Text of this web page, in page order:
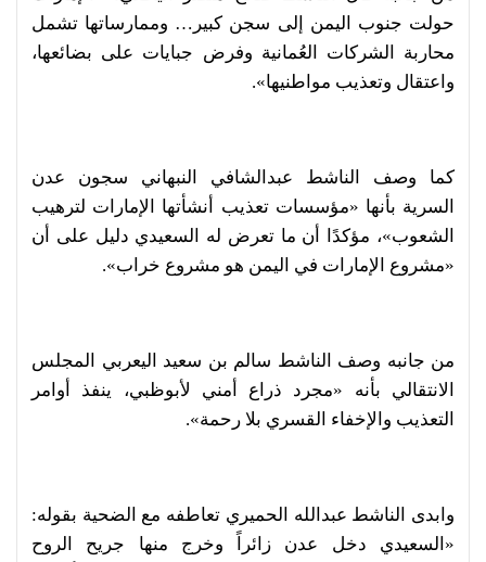
حولت جنوب اليمن إلى سجن كبير… وممارساتها تشمل
محاربة الشركات العُمانية وفرض جبايات على بضائعها،
واعتقال وتعذيب مواطنيها».
كما وصف الناشط عبدالشافي النبهاني سجون عدن
السرية بأنها «مؤسسات تعذيب أنشأتها الإمارات لترهيب
الشعوب»، مؤكدًا أن ما تعرض له السعيدي دليل على أن
«مشروع الإمارات في اليمن هو مشروع خراب».
من جانبه وصف الناشط سالم بن سعيد اليعربي المجلس
الانتقالي بأنه «مجرد ذراع أمني لأبوظبي، ينفذ أوامر
التعذيب والإخفاء القسري بلا رحمة».
وابدى الناشط عبدالله الحميري تعاطفه مع الضحية بقوله:
«السعيدي دخل عدن زائراً وخرج منها جريح الروح